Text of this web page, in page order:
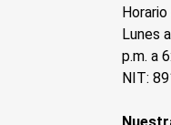
Lunes
p.m. a
NIT: